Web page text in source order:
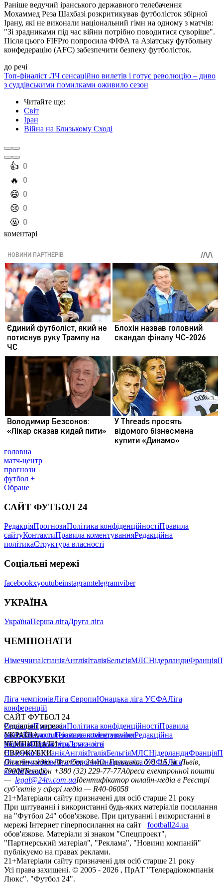
Раніше ведучий іранського державного телебачення
Мохаммед Реза Шахбазі розкритикував футболісток збірної
Ірану, які не виконали національний гімн на одному з матчів:
"Зі зрадниками під час війни потрібно поводитися суворіше".
Після цього FIFPro попросила ФІФА та Азіатську футбольну
конфедерацію (AFC) забезпечити безпеку футболісток.
до речі
Топ-фіналіст ЛЧ сенсаційно вилетів і готує революцію – диво
з суддівськими помилками оживило сезон
Читайте ще:
Світ
Іран
Війна на Близькому Сході
️👍 0
️🔥 0
️😄 0
️😢 0
️🤬 0
коментарі
головна
матч-центр
прогнози
футбол +
Обране
САЙТ ФУТБОЛ 24
РедакціяПрогнозиПолітика конфіденційностіПравила
сайтуКонтактиПравила коментуванняРедакційна
політикаСтруктура власності
Соціальні мережі
facebookxyoutubeinstagramtelegramviber
УКРАЇНА
УкраїнаПерша лігаДруга ліга
ЧЕМПІОНАТИ
НімеччинаІспаніяАнгліяІталіяБельгіяМЛСНідерландиФранція
ЄВРОКУБКИ
Ліга чемпіонівЛіга ЄвропиЮнацька ліга УЄФАЛіга
конференцій
САЙТ ФУТБОЛ 24
РедакціяПрогнозиПолітика конфіденційностіПравила
сайтуКонтактиПравила коментуванняРедакційна
політикаСтруктура власності
Соціальні мережі
facebookxyoutubeinstagramtelegramviber
УКРАЇНА
УкраїнаПерша лігаДруга ліга
ЧЕМПІОНАТИ
НімеччинаІспаніяАнгліяІталіяБельгіяМЛСНідерландиФранція
ЄВРОКУБКИ
Ліга чемпіонівЛіга ЄвропиЮнацька ліга УЄФАЛіга
конференцій
Онлайн-медіа «Футбол 24»пл. Галицька, буд. 15, м. Львів,
79008Телефон +380 (32) 229-77-77Адреса електронної пошти
— legal@24tv.com.uaІдентифікатор онлайн-медіа в Реєстрі
суб’єктів у сфері медіа — R40-06058
21+Матеріали сайту призначені для осіб старше 21 року
При цитуванні і використанні будь-яких матеріалів посилання
на "Футбол 24" обов'язкове. При цитуванні і використанні в
мережі Інтернет гіперпосилання на сайт
football24.ua
обов'язкове. Матеріали зі знаком "Спецпроект",
"Партнерський матеріал", "Реклама", "Новини компаній"
публікуємо на правах реклами.
21+Матеріали сайту призначені для осіб старше 21 року
Усi права захищенi. © 2005 - 2026 , ПрАТ "Телерадіокомпанія
Люкс". "Футбол 24".